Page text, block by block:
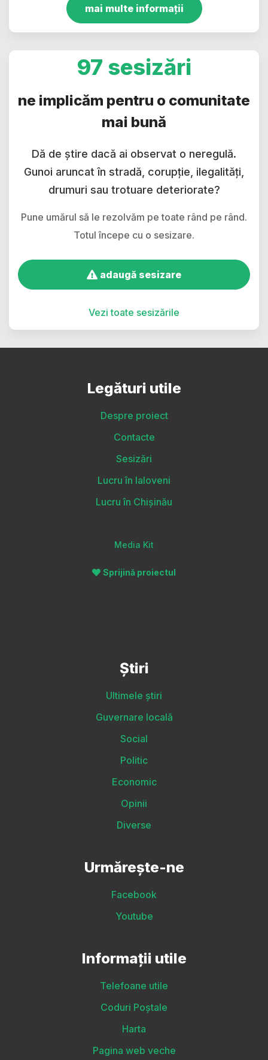
mai multe informații
97 sesizări
ne implicăm pentru o comunitate
mai bună
Dă de știre dacă ai observat o neregulă.
Gunoi aruncat în stradă, corupție, ilegalități,
drumuri sau trotuare deteriorate?
Pune umărul să le rezolvăm pe toate rând pe rând.
Totul începe cu o sesizare.
adaugă sesizare
Vezi toate sesizările
Legături utile
Despre proiect
Contacte
Sesizări
Lucru în Ialoveni
Lucru în Chișinău
Media Kit
Sprijină proiectul
Știri
Ultimele știri
Guvernare locală
Social
Politic
Economic
Opinii
Diverse
Urmărește-ne
Facebook
Youtube
Informații utile
Telefoane utile
Coduri Poștale
Harta
Pagina web veche